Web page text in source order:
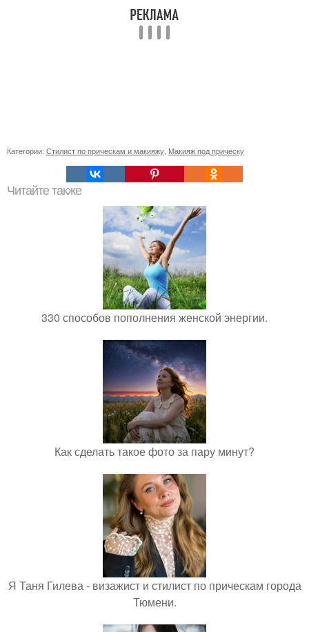
Категории: Стилист по прическам и макияжу Макияж под прическу
Читайте также
330 способов пополнения женской энергии.
Как сделать такое фото за пару минут?
Я Таня Гилева - визажист и стилист по прическам города
Тюмени.